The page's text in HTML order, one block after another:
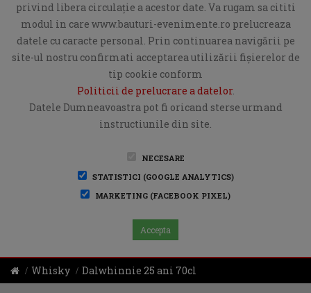
privind libera circulație a acestor date. Va rugam sa cititi
modul in care www.bauturi-evenimente.ro prelucreaza
datele cu caracte personal. Prin continuarea navigării pe
site-ul nostru confirmati acceptarea utilizării fişierelor de
tip cookie conform
Politicii de prelucrare a datelor.
Datele Dumneavoastra pot fi oricand sterse urmand
instructiunile din site.
NECESARE
STATISTICI (GOOGLE ANALYTICS)
MARKETING (FACEBOOK PIXEL)
Accepta
Whisky Dalwhinnie 25 ani 70cl